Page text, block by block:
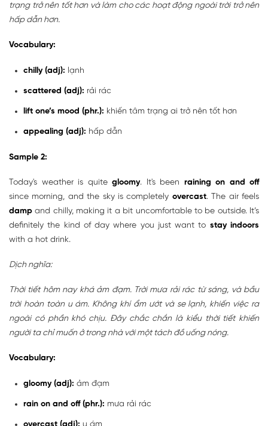
trạng trở nên tốt hơn và làm cho các hoạt động ngoài trời trở nên
hấp dẫn hơn.
Vocabulary:
chilly (adj): lạnh
scattered (adj): rải rác
lift one’s mood (phr.): khiến tâm trạng ai trở nên tốt hơn
appealing (adj): hấp dẫn
Sample 2:
Today's weather is quite gloomy. It's been raining on and off
since morning, and the sky is completely overcast. The air feels
damp and chilly, making it a bit uncomfortable to be outside. It’s
definitely the kind of day where you just want to stay indoors
with a hot drink.
Dịch nghĩa:
Thời tiết hôm nay khá ảm đạm. Trời mưa rải rác từ sáng, và bầu
trời hoàn toàn u ám. Không khí ẩm ướt và se lạnh, khiến việc ra
ngoài có phần khó chịu. Đây chắc chắn là kiểu thời tiết khiến
người ta chỉ muốn ở trong nhà với một tách đồ uống nóng.
Vocabulary:
gloomy (adj): ảm đạm
rain on and off (phr.): mưa rải rác
overcast (adj): u ám